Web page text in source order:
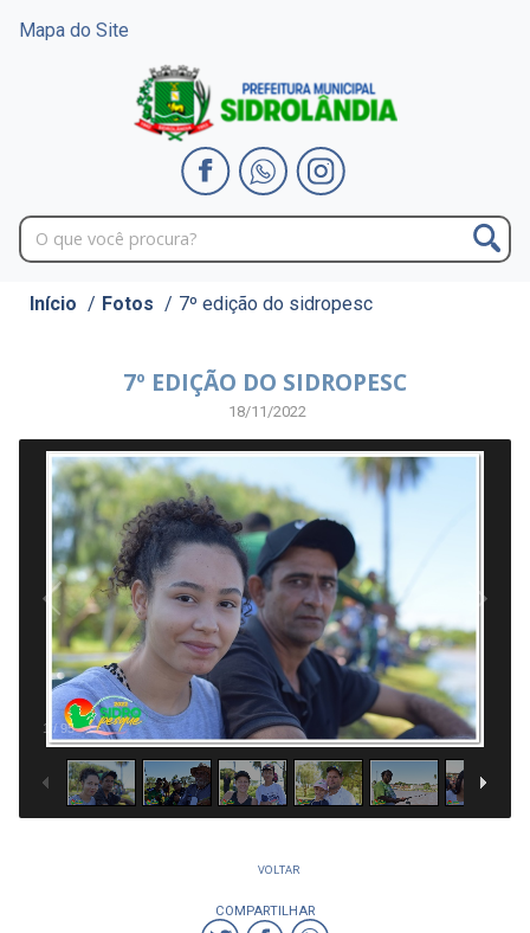
Mapa do Site
Início / Fotos / 7º edição do sidropesc
7º EDIÇÃO DO SIDROPESC
18/11/2022
1 / 95
VOLTAR
COMPARTILHAR